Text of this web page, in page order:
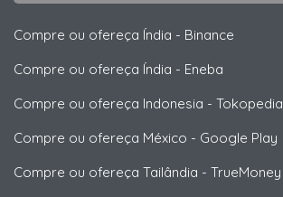
Compre ou ofereça Índia - Binance
Compre ou ofereça Índia - Eneba
Compre ou ofereça Indonesia - Tokopedia
Compre ou ofereça México - Google Play
Compre ou ofereça Tailândia - TrueMoney